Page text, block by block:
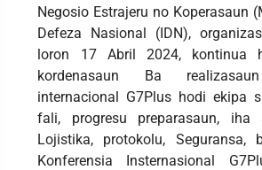
Negosio Estrajeru no Koperasaun
Defeza Nasional (IDN),
loron 17 Abril 2024, kontinua
kordenasaun Ba
internacional G7Plus hodi ekipa
fali, progresu preparasaun, iha
Lojistika, protokolu, Seguransa,
Konferensia Insternasional